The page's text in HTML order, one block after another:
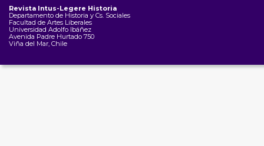
Revista Intus-Legere Historia
Departamento de Historia y Cs. Sociales
Facultad de Artes Liberales
Universidad Adolfo Ibáñez
Avenida Padre Hurtado 750
Viña del Mar, Chile